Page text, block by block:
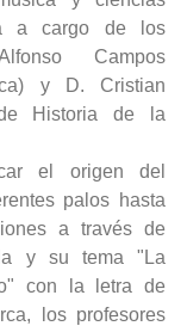
a cargo de los
Campos
y D. Cristian
Historia de la
el origen del
palos hasta
a través de
y su tema "La
con la letra de
los profesores